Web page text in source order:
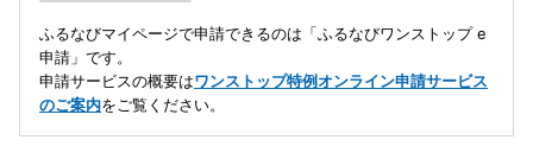
ふるなびマイページで申請できるのは「ふるなびワンストップ e
申請」です。
申請サービスの概要はワンストップ特例オンライン申請サービス
のご案内をご覧ください。